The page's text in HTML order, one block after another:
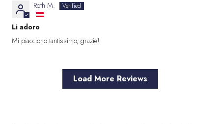
Roth M.
Li adoro
Mi piacciono tantissimo, grazie!
Load More Reviews